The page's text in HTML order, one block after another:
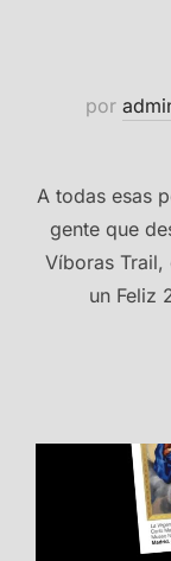
por
A todas esas
gente que
Víboras Trail,
un Feliz